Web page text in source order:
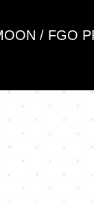
/ FGO